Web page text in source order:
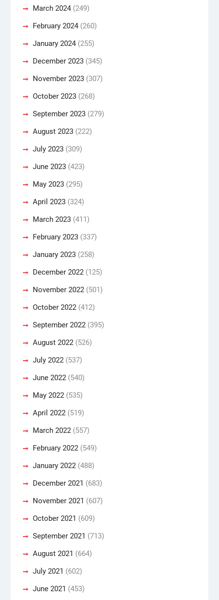
March 2024(249)
February 2024(260)
January 2024(255)
December 2023(345)
November 2023(307)
October 2023(268)
September 2023(279)
August 2023(222)
July 2023(309)
June 2023(423)
May 2023(295)
April 2023(324)
March 2023(411)
February 2023(337)
January 2023(258)
December 2022(125)
November 2022(501)
October 2022(412)
September 2022(395)
August 2022(526)
July 2022(537)
June 2022(540)
May 2022(535)
April 2022(519)
March 2022(557)
February 2022(549)
January 2022(488)
December 2021 (683)
November 2021 (607)
October 2021 (609)
September 2021 (713)
August 2021 (664)
July 2021 (602)
June 2021 (453)